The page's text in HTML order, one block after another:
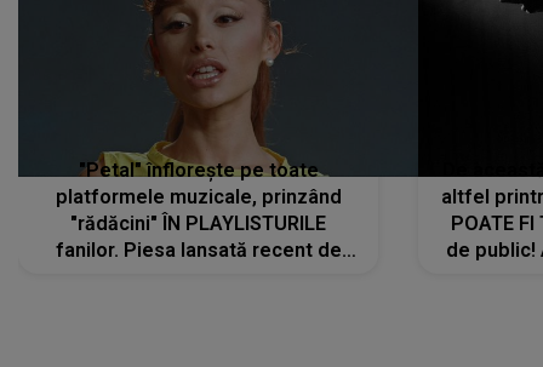
"Petal" înflorește pe toate
platformele muzicale, prinzând
"rădăcini" ÎN PLAYLISTURILE
fanilor. Piesa lansată recent de
altfel
POATE FI
de public!